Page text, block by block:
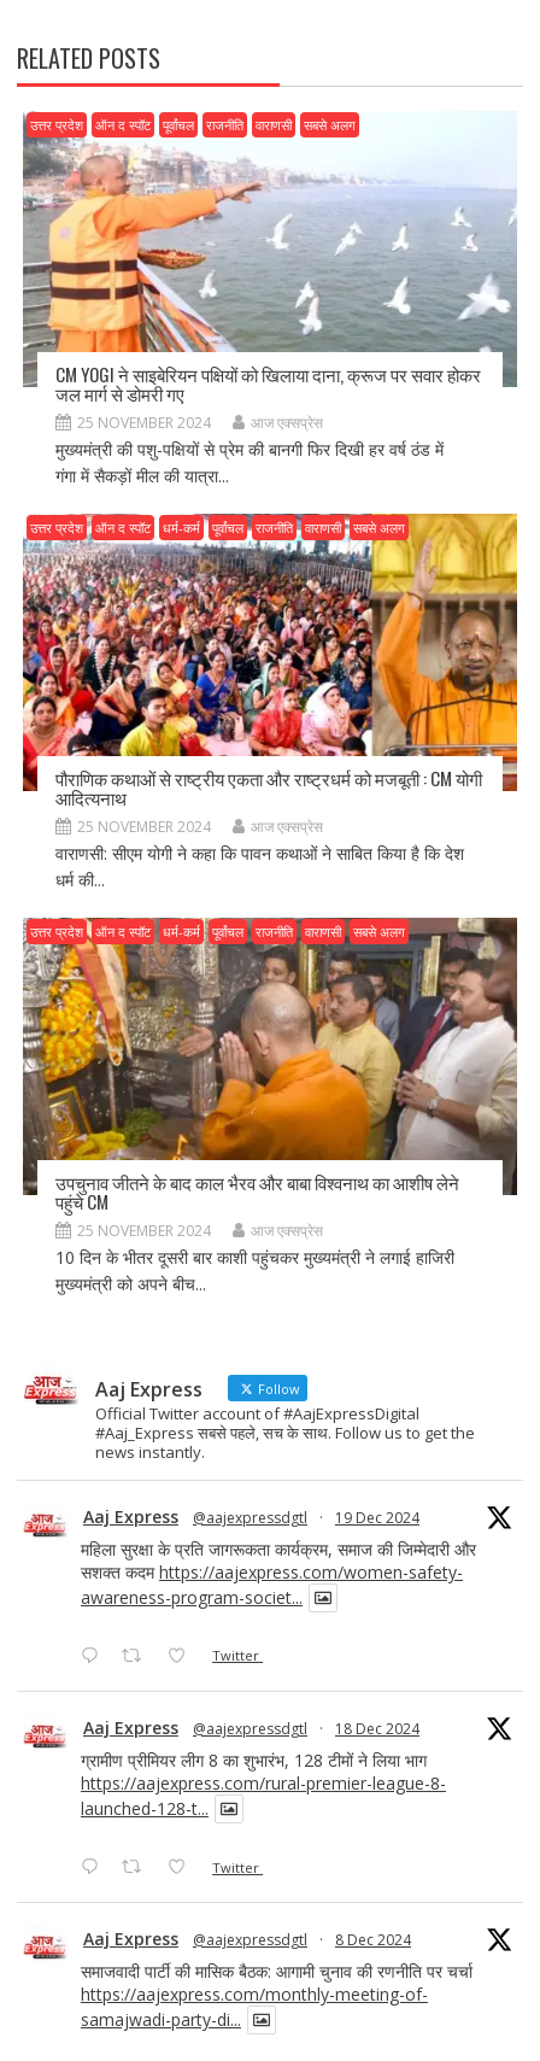
k
RELATED POSTS
उत्तर प्रदेश ऑन द स्पॉट पूर्वांचल राजनीति वाराणसी सबसे अलग
CM YOGI ने साइबेरियन पक्षियों को खिलाया दाना, क्रूज पर सवार होकर
जल मार्ग से डोमरी गए
25 NOVEMBER 2024 आज एक्सप्रेस
मुख्यमंत्री की पशु-पक्षियों से प्रेम की बानगी फिर दिखी हर वर्ष ठंड में
गंगा में सैकड़ों मील की यात्रा...
उत्तर प्रदेश ऑन द स्पॉट धर्म-कर्म पूर्वांचल राजनीति वाराणसी सबसे अलग
पौराणिक कथाओं से राष्ट्रीय एकता और राष्ट्रधर्म को मजबूती : CM योगी
आदित्यनाथ
25 NOVEMBER 2024 आज एक्सप्रेस
वाराणसी: सीएम योगी ने कहा कि पावन कथाओं ने साबित किया है कि देश
धर्म की...
उत्तर प्रदेश ऑन द स्पॉट धर्म-कर्म पूर्वांचल राजनीति वाराणसी सबसे अलग
उपचुनाव जीतने के बाद काल भैरव और बाबा विश्वनाथ का आशीष लेने
पहुंचे CM
25 NOVEMBER 2024 आज एक्सप्रेस
10 दिन के भीतर दूसरी बार काशी पहुंचकर मुख्यमंत्री ने लगाई हाजिरी
मुख्यमंत्री को अपने बीच...
Aaj Express Follow
Official Twitter account of #AajExpressDigital
#Aaj_Express सबसे पहले, सच के साथ. Follow us to get the
news instantly.
Aaj Express @aajexpressdgtl · 19 Dec 2024
महिला सुरक्षा के प्रति जागरूकता कार्यक्रम, समाज की जिम्मेदारी और
सशक्त कदमhttps://aajexpress.com/women-safety-
awareness-program-societ...
Twitter
Aaj Express @aajexpressdgtl · 18 Dec 2024
ग्रामीण प्रीमियर लीग 8 का शुभारंभ, 128 टीमों ने लिया भाग
https://aajexpress.com/rural-premier-league-8-
launched-128-t...
Twitter
Aaj Express @aajexpressdgtl · 8 Dec 2024
समाजवादी पार्टी की मासिक बैठक: आगामी चुनाव की रणनीति पर चर्चा
https://aajexpress.com/monthly-meeting-of-
samajwadi-party-di...